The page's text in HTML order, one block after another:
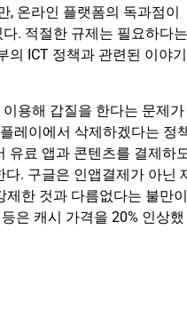
, 온라인 플랫폼의 독과점이
다. 적절한 규제는 필요하다는
의 ICT 정책과 관련된 이야기
용해 갑질을 한다는 문제가
레이에서 삭제하겠다는 정
유료 앱과 콘텐츠를 결제하
. 구글은 인앱결제가 아닌
한 것과 다름없다는 불만이
은 캐시 가격을 20% 인상했